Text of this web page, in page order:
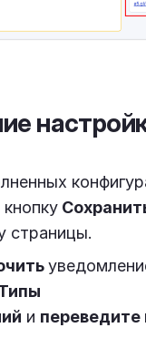
страницы.
и переведите